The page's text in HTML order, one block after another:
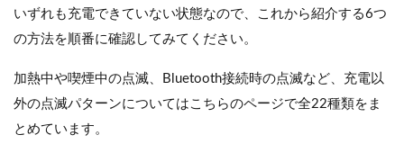
いずれも充電できていない状態なので、これから紹介する6つ
の方法を順番に確認してみてください。
加熱中や喫煙中の点滅、Bluetooth接続時の点滅など、充電以
外の点滅パターンについてはこちらのページで全22種類をま
とめています。